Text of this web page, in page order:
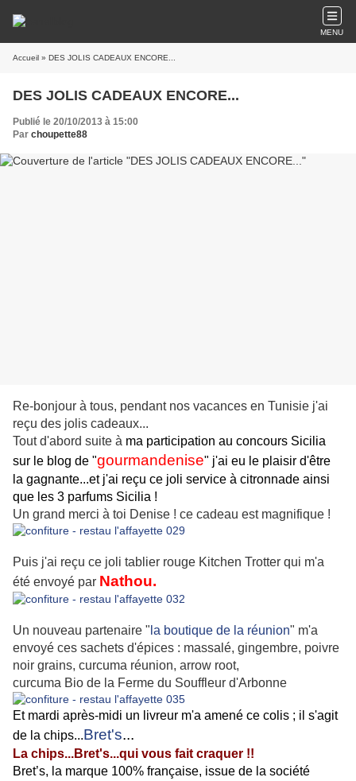
MENU
Accueil » DES JOLIS CADEAUX ENCORE...
DES JOLIS CADEAUX ENCORE...
Publié le 20/10/2013 à 15:00
Par choupette88
Re-bonjour à tous, pendant nos vacances en Tunisie j'ai
reçu des jolis cadeaux...
Tout d'abord suite à ma participation au concours Sicilia
sur le blog de "gourmandenise" j'ai eu le plaisir d'être
la gagnante...et j'ai reçu ce joli service à citronnade ainsi
que les 3 parfums Sicilia !
Un grand merci à toi Denise ! ce cadeau est magnifique !
Puis j'ai reçu ce joli tablier rouge Kitchen Trotter qui m'a
été envoyé par Nathou.
Un nouveau partenaire " la boutique de la réunion" m'a
envoyé ces sachets d'épices : massalé, gingembre, poivre
noir grains, curcuma réunion, arrow root,
curcuma Bio de la Ferme du Souffleur d'Arbonne
Et mardi après-midi un livreur m'a amené ce colis ; il s'agit
de la chips...Bret's...
La chips...Bret's...qui vous fait craquer !!
Bret’s, la marque 100% française, issue de la société